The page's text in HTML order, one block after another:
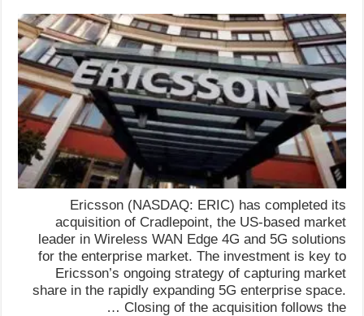
Ericsson (NASDAQ: ERIC) has completed its
acquisition of Cradlepoint, the US-based market
leader in Wireless WAN Edge 4G and 5G solutions
for the enterprise market. The investment is key to
Ericsson’s ongoing strategy of capturing market
share in the rapidly expanding 5G enterprise space.
Closing of the acquisition follows the …